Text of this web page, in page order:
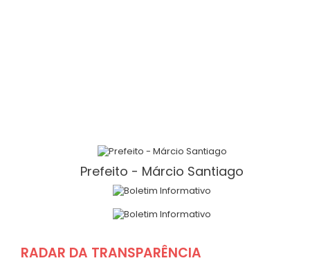
Prefeito - Márcio Santiago
RADAR DA TRANSPARÊNCIA